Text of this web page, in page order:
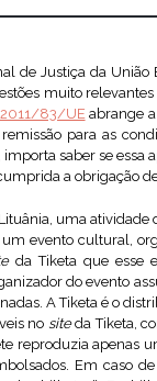
de Justiça da
muito
83/UEabrange a
para as
saber se
a obrigação
uma atividade
evento cultural,
da Tiketa que esse
do evento
A Tiketa é o
no siteda Tiketa,
reproduzia apenas
Em caso